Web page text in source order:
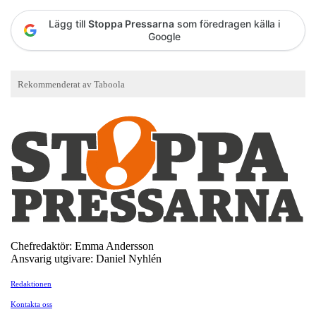
Lägg till Stoppa Pressarna som föredragen källa i
Google
Chefredaktör: Emma Andersson
Ansvarig utgivare: Daniel Nyhlén
Redaktionen
Kontakta oss